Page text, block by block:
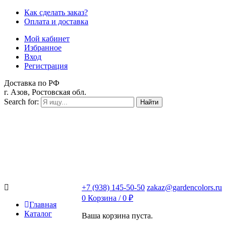
Как сделать заказ?
Оплата и доставка
Мой кабинет
Избранное
Вход
Регистрация
Доставка по РФ
г. Азов, Ростовская обл.
Search for:
Найти
+7 (938) 145-50-50 zakaz@gardencolors.ru
0 Корзина /0 ₽
Ваша корзина пуста.
Главная
Каталог